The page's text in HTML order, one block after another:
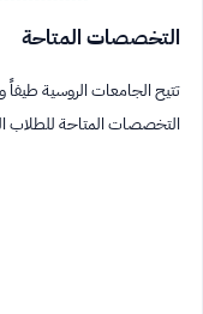
التخصصات المتاحة
تتيح الجامعات الروسية
التخصصات المتاحة للطلاب